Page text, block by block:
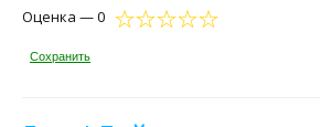
Оценка — 0
Сохранить